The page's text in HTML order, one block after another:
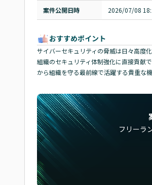
案件公開日時 2026/07/08
おすすめポイント
サイバーセキュリティの脅威は日々高度
組織のセキュリティ体制強化に直接貢献
から組織を守る最前線で活躍する貴重な
フリーラ